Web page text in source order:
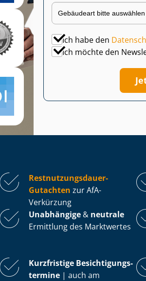
Ich habe den
Ich möchte den
Rest­nut­zungs­dau­er-
Gutachten zur AfA-
Verkürzung
Unabhängige & neutrale
Ermittlung des Marktwertes
Kurzfristige Be­sich­ti­gungs­
ter­mi­ne | auch am